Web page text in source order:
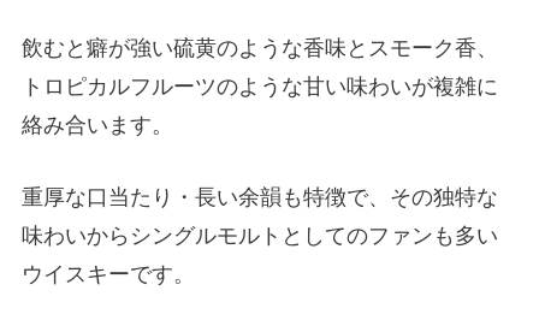
飲むと癖が強い硫黄のような香味とスモーク香、
トロピカルフルーツのような甘い味わいが複雑に
絡み合います。
重厚な口当たり・長い余韻も特徴で、その独特な
味わいからシングルモルトとしてのファンも多い
ウイスキーです。